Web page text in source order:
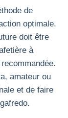
de
optimale.
doit être
à
amateur ou
et de faire